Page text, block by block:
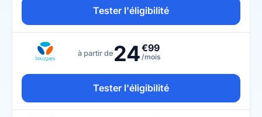
Tester l'éligibilité
à partir de 24€99
/mois
Tester l'éligibilité